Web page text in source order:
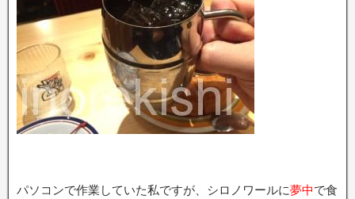
パソコンで作業していた私ですが、シロノワールに夢中で食